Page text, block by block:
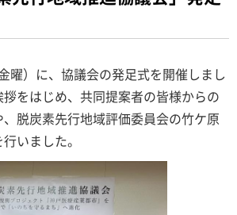
曜）に、協議会の発足式を開催しまし
をはじめ、共同提案者の皆様からの
脱炭素先行地域評価委員会の竹ケ原
いました。